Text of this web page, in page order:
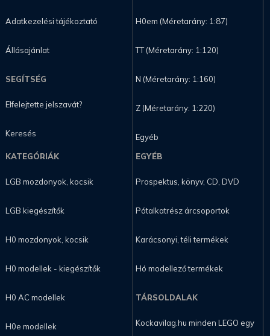
Adatkezelési tájékoztató
Állásajánlat
SEGÍTSÉG
Elfelejtette jelszavát?
Keresés
H0em (Méretarány: 1:87)
TT (Méretarány: 1:120)
N (Méretarány: 1:160)
Z (Méretarány: 1:220)
Egyéb
KATEGÓRIÁK
LGB mozdonyok, kocsik
LGB kiegészítők
H0 mozdonyok, kocsik
H0 modellek - kiegészítők
H0 AC modellek
H0e modellek
EGYÉB
Prospektus, könyv, CD, DVD
Pótalkatrész árcsoportok
Karácsonyi, téli termékek
Hó modellező termékek
TÁRSOLDALAK
Kockavilag.hu minden LEGO egy